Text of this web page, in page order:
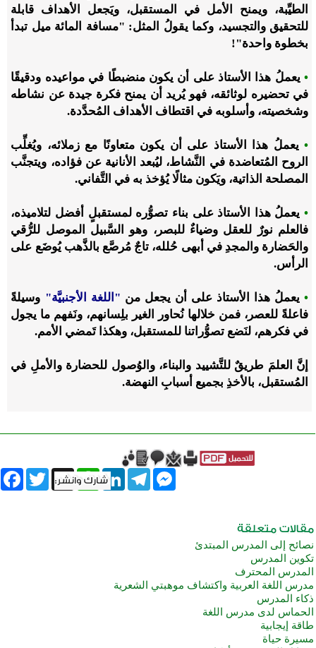
الطيِّبة، ويمنح الأمل في المستقبل، ويَجعل الأهداف قابلة
للتحقيق والتجسيد، وكما يقولُ المثل: "مسافة المائة ميل تبدأ
بخطوة واحدة"
!
• يعملُ هذا الأستاذ على أن يكون منضبطًا في مواعيده ودقيقًا
في تحضيره لوثائقه، فهو يُريد أن يمنح فكرة جيدة عن نشاطه
وشخصيته، وأسلوبه في اقتطاف الأهداف المُحدَّدة.
• يعملُ هذا الأستاذ على أن يكون متعاونًا مع زملائه، ويُغلِّب
الروح المُتعاضدة في النَّشاط، ليُبعد الأنانية عن فؤاده، ويتجنَّب
المصلحة الذاتية، ويَكون مثالًا يُؤخذ به في التَّفاني.
• يعملُ هذا الأستاذ على بناء تصوُّره لمستقبلٍ أفضل لتلاميذه،
فالعلم نورٌ للعقل وضياءٌ للبصر، وهو السَّبيل الموصل للرُّقي
والحَضارة والمجدِ في أبهى حُلله، تاجٌ مُرصَّع بالذَّهب يُوضَع على
الرأس.
• يعملُ هذا الأستاذ على أن يجعل من " اللغة الأجنبيَّة" وسيلةً
فاعلةً للعصر، فمن خلالها نُحاور الغير بلِسانهم، ونَفهم ما يجول
في فكرهم، لنَضع تصوُّراتنا للمستقبل، وهكذا تَمضي الأمم.
إنَّ العلمَ طريقٌ للتَّشييد والبناء، والوُصول للحضارة والأملِ في
المُستقبل، بالأخذِ بجميع أسبابِ النهضة.
Twitter X
WhatsAppLinkedInTelegram
Messenger
نصائح إلى المدرس المبتدئ
تكوين المدرس
المدرس المحترف
مدرس اللغة العربية واكتشاف موهبتي الشعرية
ذكاء المدرس
الحماس لدى مدرس اللغة
طاقة إيجابية
مسيرة حياة